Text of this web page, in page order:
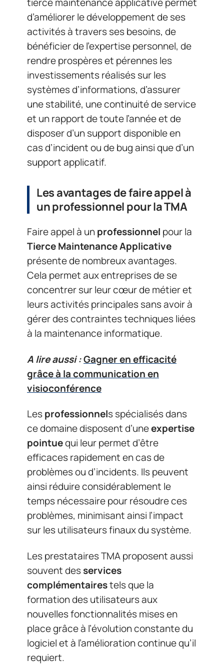
d’améliorer le développement de ses
activités à travers ses besoins, de
bénéficier de l’expertise personnel, de
rendre prospères et pérennes les
investissements réalisés sur les
systèmes d’informations, d’assurer
une stabilité, une continuité de service
et un rapport de toute l’année et de
disposer d’un support disponible en
cas d’incident ou de bug ainsi que d’un
support applicatif.
Les avantages de faire appel à
un professionnel pour la TMA
Faire appel à unprofessionnel pour la
Tierce Maintenance Applicative
présente de nombreux avantages.
Cela permet aux entreprises de se
concentrer sur leur cœur de métier et
leurs activités principales sans avoir à
gérer des contraintes techniques liées
à la maintenance informatique.
A lire aussi :Gagner en efficacité
grâce à la communication en
visioconférence
Lesprofessionnels spécialisés dans
ce domaine disposent d’uneexpertise
pointuequi leur permet d’être
efficaces rapidement en cas de
problèmes ou d’incidents. Ils peuvent
ainsi réduire considérablement le
temps nécessaire pour résoudre ces
problèmes, minimisant ainsi l’impact
sur les utilisateurs finaux du système.
Les prestataires TMA proposent aussi
souvent desservices
complémentairestels que la
formation des utilisateurs aux
nouvelles fonctionnalités mises en
place grâce à l’évolution constante du
logiciel et à l’amélioration continue qu’il
requiert.